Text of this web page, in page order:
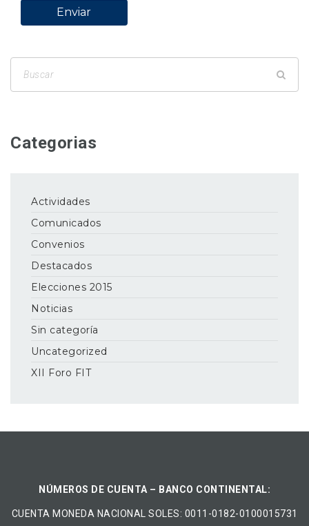
Categorias
Actividades
Comunicados
Convenios
Destacados
Elecciones 2015
Noticias
Sin categoría
Uncategorized
XII Foro FIT
NÚMEROS DE CUENTA – BANCO CONTINENTAL:
CUENTA MONEDA NACIONAL​ ​SOLES​: 0011-0182-0100015731